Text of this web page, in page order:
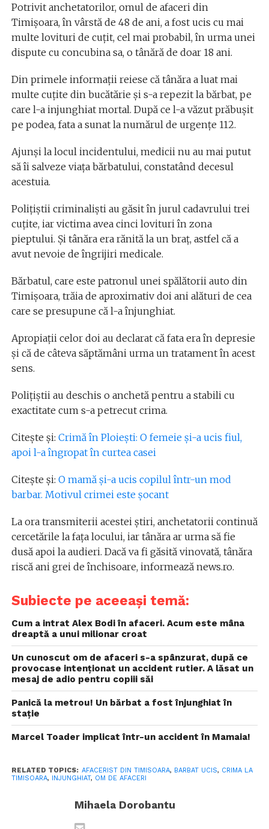
Potrivit anchetatorilor, omul de afaceri din
Timişoara, în vârstă de 48 de ani, a fost ucis cu mai
multe lovituri de cuţit, cel mai probabil, în urma unei
dispute cu concubina sa, o tânără de doar 18 ani.
Din primele informaţii reiese că tânăra a luat mai
multe cuţite din bucătărie şi s-a repezit la bărbat, pe
care l-a injunghiat mortal. După ce l-a văzut prăbuşit
pe podea, fata a sunat la numărul de urgenţe 112.
Ajunşi la locul incidentului, medicii nu au mai putut
să îi salveze viaţa bărbatului, constatând decesul
acestuia.
Poliţiştii criminalişti au găsit în jurul cadavrului trei
cuţite, iar victima avea cinci lovituri în zona
pieptului. Şi tânăra era rănită la un braţ, astfel că a
avut nevoie de îngrijiri medicale.
Bărbatul, care este patronul unei spălătorii auto din
Timişoara, trăia de aproximativ doi ani alături de cea
care se presupune că l-a înjunghiat.
Apropiaţii celor doi au declarat că fata era în depresie
şi că de câteva săptămâni urma un tratament în acest
sens.
Poliţiştii au deschis o anchetă pentru a stabili cu
exactitate cum s-a petrecut crima.
Citește și: Crimă în Ploiești: O femeie și-a ucis fiul,
apoi l-a îngropat în curtea casei
Citește și: O mamă și-a ucis copilul într-un mod
barbar. Motivul crimei este șocant
La ora transmiterii acestei ştiri, anchetatorii continuă
cercetările la faţa locului, iar tânăra ar urma să fie
dusă apoi la audieri. Dacă va fi găsită vinovată, tânăra
riscă ani grei de închisoare, informează news.ro.
Subiecte pe aceeași temă:
Cum a intrat Alex Bodi în afaceri. Acum este mâna
dreaptă a unui milionar croat
Un cunoscut om de afaceri s-a spânzurat, după ce
provocase intenționat un accident rutier. A lăsat un
mesaj de adio pentru copiii săi
Panică la metrou! Un bărbat a fost înjunghiat în
stație
Marcel Toader implicat într-un accident în Mamaia!
RELATED TOPICS: AFACERIST DIN TIMISOARA, BARBAT UCIS, CRIMA LA
TIMISOARA, INJUNGHIAT, OM DE AFACERI
Mihaela Dorobantu